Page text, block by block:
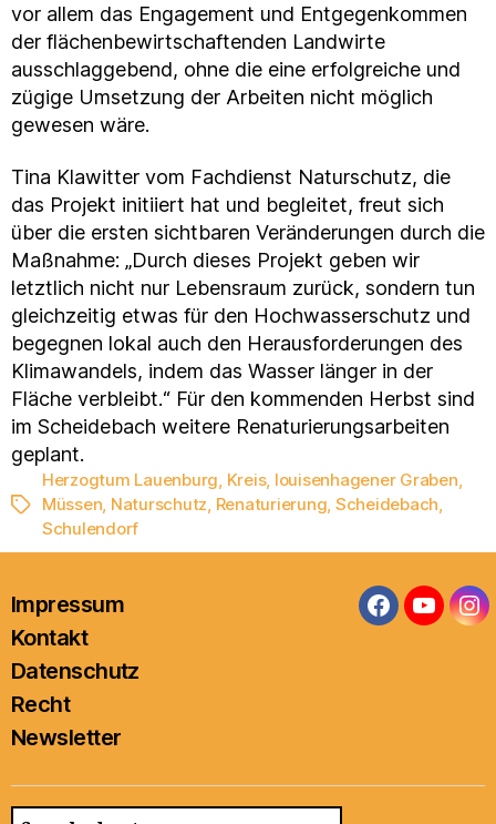
vor allem das Engagement und Entgegenkommen
der flächenbewirtschaftenden Landwirte
ausschlaggebend, ohne die eine erfolgreiche und
zügige Umsetzung der Arbeiten nicht möglich
gewesen wäre.
Tina Klawitter vom Fachdienst Naturschutz, die
das Projekt initiiert hat und begleitet, freut sich
über die ersten sichtbaren Veränderungen durch die
Maßnahme: „Durch dieses Projekt geben wir
letztlich nicht nur Lebensraum zurück, sondern tun
gleichzeitig etwas für den Hochwasserschutz und
begegnen lokal auch den Herausforderungen des
Klimawandels, indem das Wasser länger in der
Fläche verbleibt.“ Für den kommenden Herbst sind
im Scheidebach weitere Renaturierungsarbeiten
geplant.
Schlagwörter
Herzogtum Lauenburg, Kreis, louisenhagener Graben,
Müssen, Naturschutz, Renaturierung, Scheidebach,
Schulendorf
Impressum
Kontakt
Datenschutz
Recht
Newsletter
Facebook